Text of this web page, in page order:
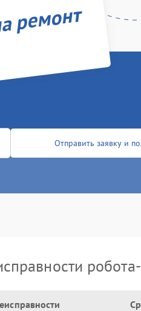
ремонт
Отправить заявку и